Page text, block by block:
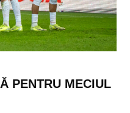
PENTRU MECIUL